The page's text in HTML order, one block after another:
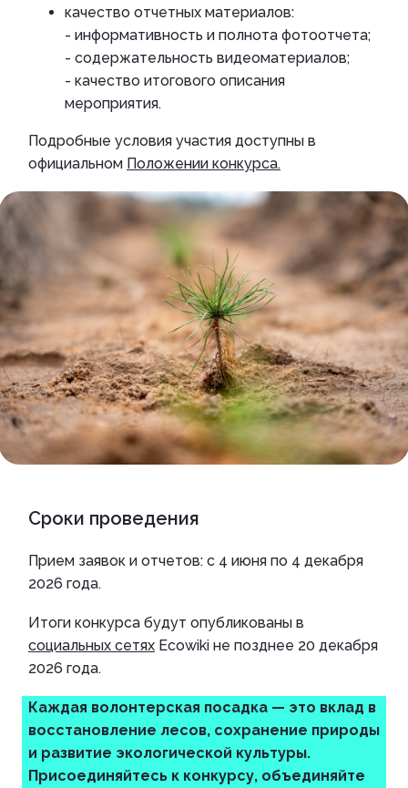
качество отчетных материалов:
- информативность и полнота фотоотчета;
- содержательность видеоматериалов;
- качество итогового описания
мероприятия.
Подробные условия участия доступны в
официальном Положении конкурса.
Сроки проведения
Прием заявок и отчетов: с 4 июня по 4 декабря
2026 года.
Итоги конкурса будут опубликованы в
социальных сетях Ecowiki не позднее 20 декабря
2026 года.
Каждая волонтерская посадка — это вклад в
восстановление лесов, сохранение природы
и развитие экологической культуры.
Присоединяйтесь к конкурсу, объединяйте